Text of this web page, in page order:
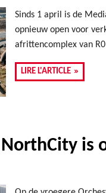
Sinds 1 april is de
opnieuw open voor
afrittencomplex van
LIRE L'ARTICLE »
is